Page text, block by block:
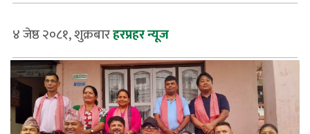
४ जेष्ठ २०८१, शुक्रबारहरप्रहर न्यूज